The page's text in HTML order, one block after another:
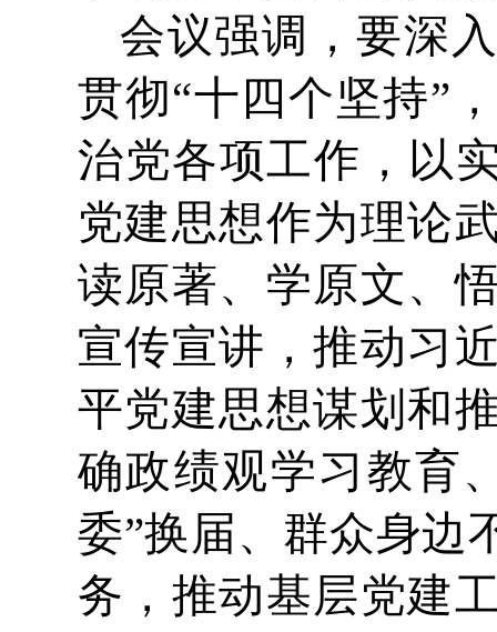
会议强调，要深
贯彻“十四个坚持”
治党各项工作，以
党建思想作为理论
读原著、学原文、
宣传宣讲，推动习
平党建思想谋划和
确政绩观学习教育
委”换届、群众身边
务，推动基层党建